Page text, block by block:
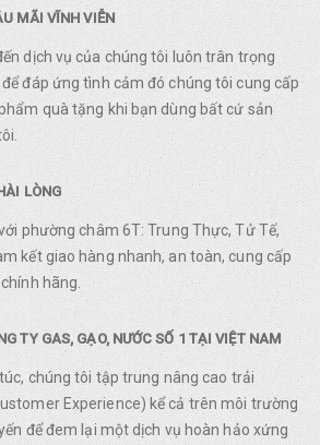
MÃI VĨNH VIỄN
dịch vụ của chúng tôi luôn trân trọng
đáp ứng tình cảm đó chúng tôi cung cấp
quà tặng khi bạn dùng bất cứ sản
LÒNG
phường châm 6T: Trung Thực, Tử Tế,
kết giao hàng nhanh, an toàn, cung cấp
hãng.
TY GAS, GẠO, NƯỚC SỐ 1 TẠI VIỆT NAM
chúng tôi tập trung nâng cao trải
Experience) kể cả trên môi trường
để đem lại một dịch vụ hoàn hảo xứng